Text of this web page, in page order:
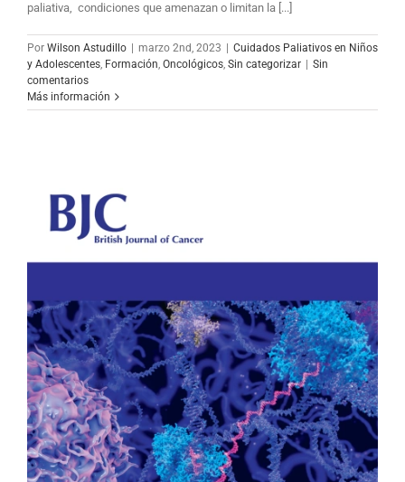
paliativa, condiciones que amenazan o limitan la [...]
Por Wilson Astudillo marzo 2nd, 2023
Cuidados Paliativos en Niños
y Adolescentes, Formación, Oncológicos, Sin categorizar
Sin
comentarios
Más información